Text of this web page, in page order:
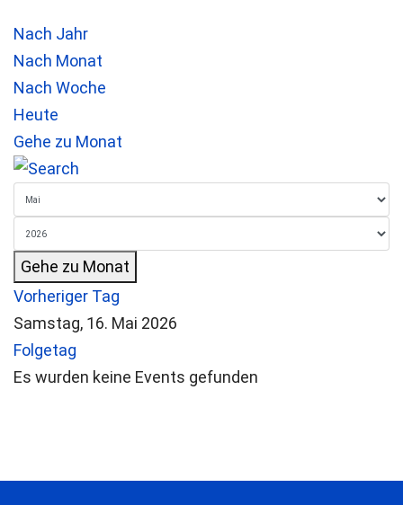
Nach Jahr
Nach Monat
Nach Woche
Heute
Gehe zu Monat
Gehe zu Monat
Vorheriger Tag
Samstag, 16. Mai 2026
Folgetag
Es wurden keine Events gefunden